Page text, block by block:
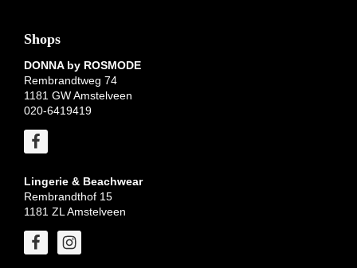
Shops
DONNA by ROSMODE
Rembrandtweg 74
1181 GW Amstelveen
020-6419419
Lingerie & Beachwear
Rembrandthof 15
1181 ZL Amstelveen